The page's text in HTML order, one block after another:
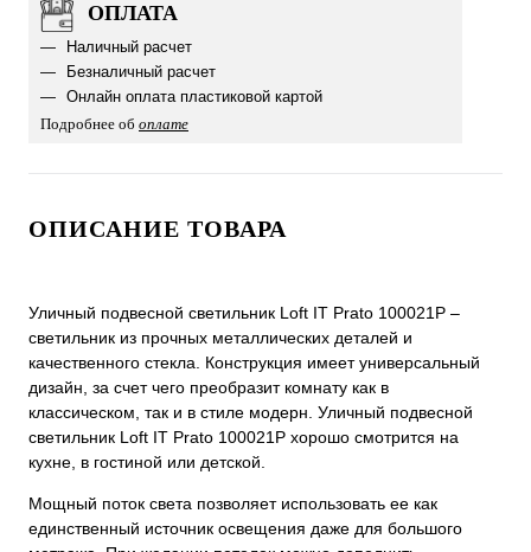
ОПЛАТА
Наличный расчет
Безналичный расчет
Онлайн оплата пластиковой картой
Подробнее об оплате
ОПИСАНИЕ ТОВАРА
Уличный подвесной светильник Loft IT Prato 100021P –
светильник из прочных металлических деталей и
качественного стекла. Конструкция имеет универсальный
дизайн, за счет чего преобразит комнату как в
классическом, так и в стиле модерн. Уличный подвесной
светильник Loft IT Prato 100021P хорошо смотрится на
кухне, в гостиной или детской.
Мощный поток света позволяет использовать ее как
единственный источник освещения даже для большого